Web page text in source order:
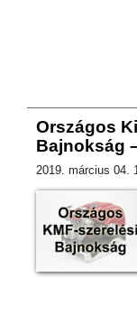
Országos
Bajnokság
2019. március 04.